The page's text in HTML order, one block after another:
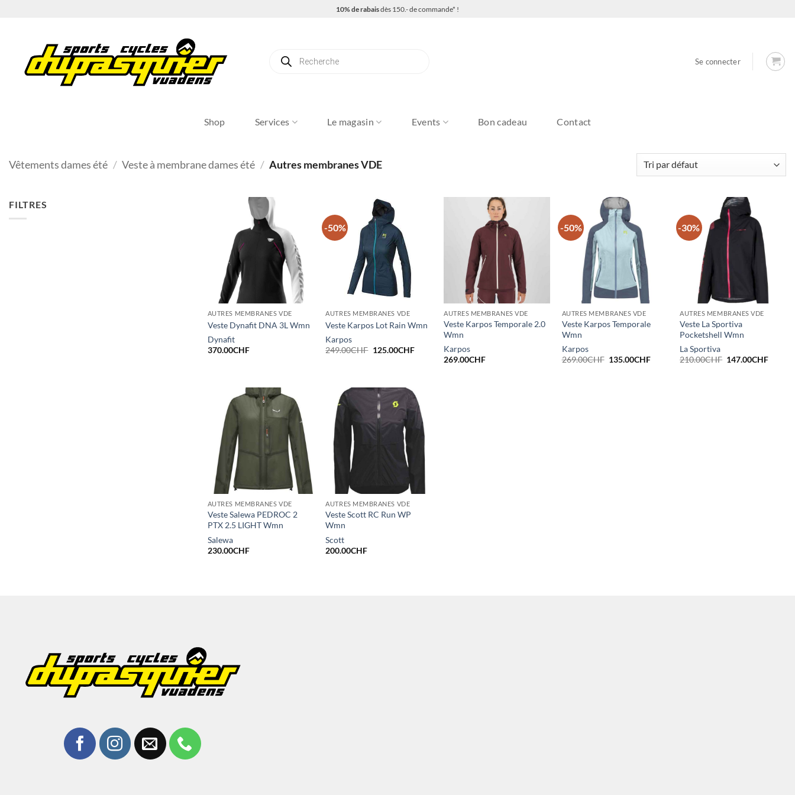
10% de rabaisdès 150.- de commande* !
produits
Se connecter
Shop Services Le magasin Events Bon cadeau Contact
Vêtements dames été / Veste à membrane dames été / Autres membranes VDE
FILTRES
AUTRES MEMBRANES VDE
Veste Dynafit DNA 3L Wmn
Dynafit
370.00CHF
-50%
AUTRES MEMBRANES VDE
Veste Karpos Lot Rain Wmn
Karpos
249.00CHF Le
125.00CHFLe
AUTRES MEMBRANES VDE
Veste Karpos Temporale 2.0
Wmn
Karpos
269.00CHF
-50%
AUTRES MEMBRANES VDE
Veste Karpos Temporale
Wmn
Karpos
269.00CHF Le
135.00CHFLe
-30%
AUTRES MEMBRANES VDE
Veste La Sportiva
Pocketshell Wmn
La Sportiva
210.00CHF Le
147.00CHFLe
AUTRES MEMBRANES VDE
Veste Salewa PEDROC 2
PTX 2.5 LIGHT Wmn
Salewa
230.00CHF
AUTRES MEMBRANES VDE
Veste Scott RC Run WP
Wmn
Scott
200.00CHF